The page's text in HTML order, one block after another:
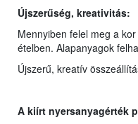
Újszerűség, kreativitás:
Mennyiben felel meg a
ételben. Alapanyagok
Újszerű, kreatív
A kiírt nyersanyagérték